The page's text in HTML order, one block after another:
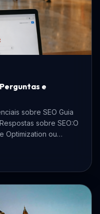
e
sobre SEO Guia
sobre SEO:O
Optimization ou